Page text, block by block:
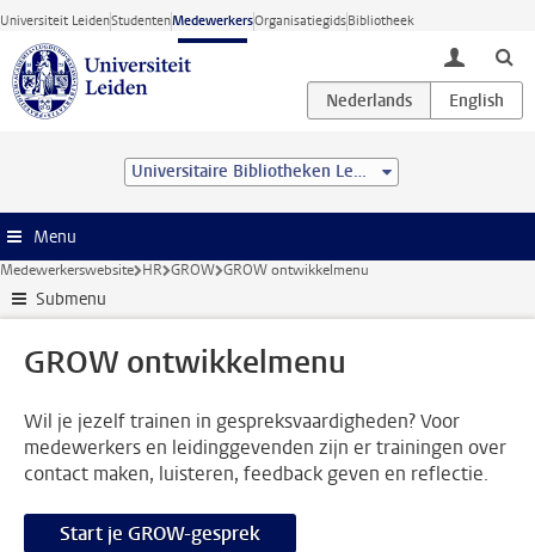
Ga direct naar de inhoud
Universiteit LeidenStudentenMedewerkersOrganisatiegidsBibliotheek
toggle
Universitaire Bibliotheken Leiden
Menu
Medewerkerswebsite HR GROW GROW ontwikkelmenu
Submenu
GROW ontwikkelmenu
Wil je jezelf trainen in gespreksvaardigheden? Voor
medewerkers en leidinggevenden zijn er trainingen over
contact maken, luisteren, feedback geven en reflectie.
Start je GROW-gesprek